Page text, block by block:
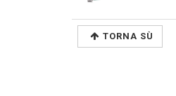
TORNA SÙ